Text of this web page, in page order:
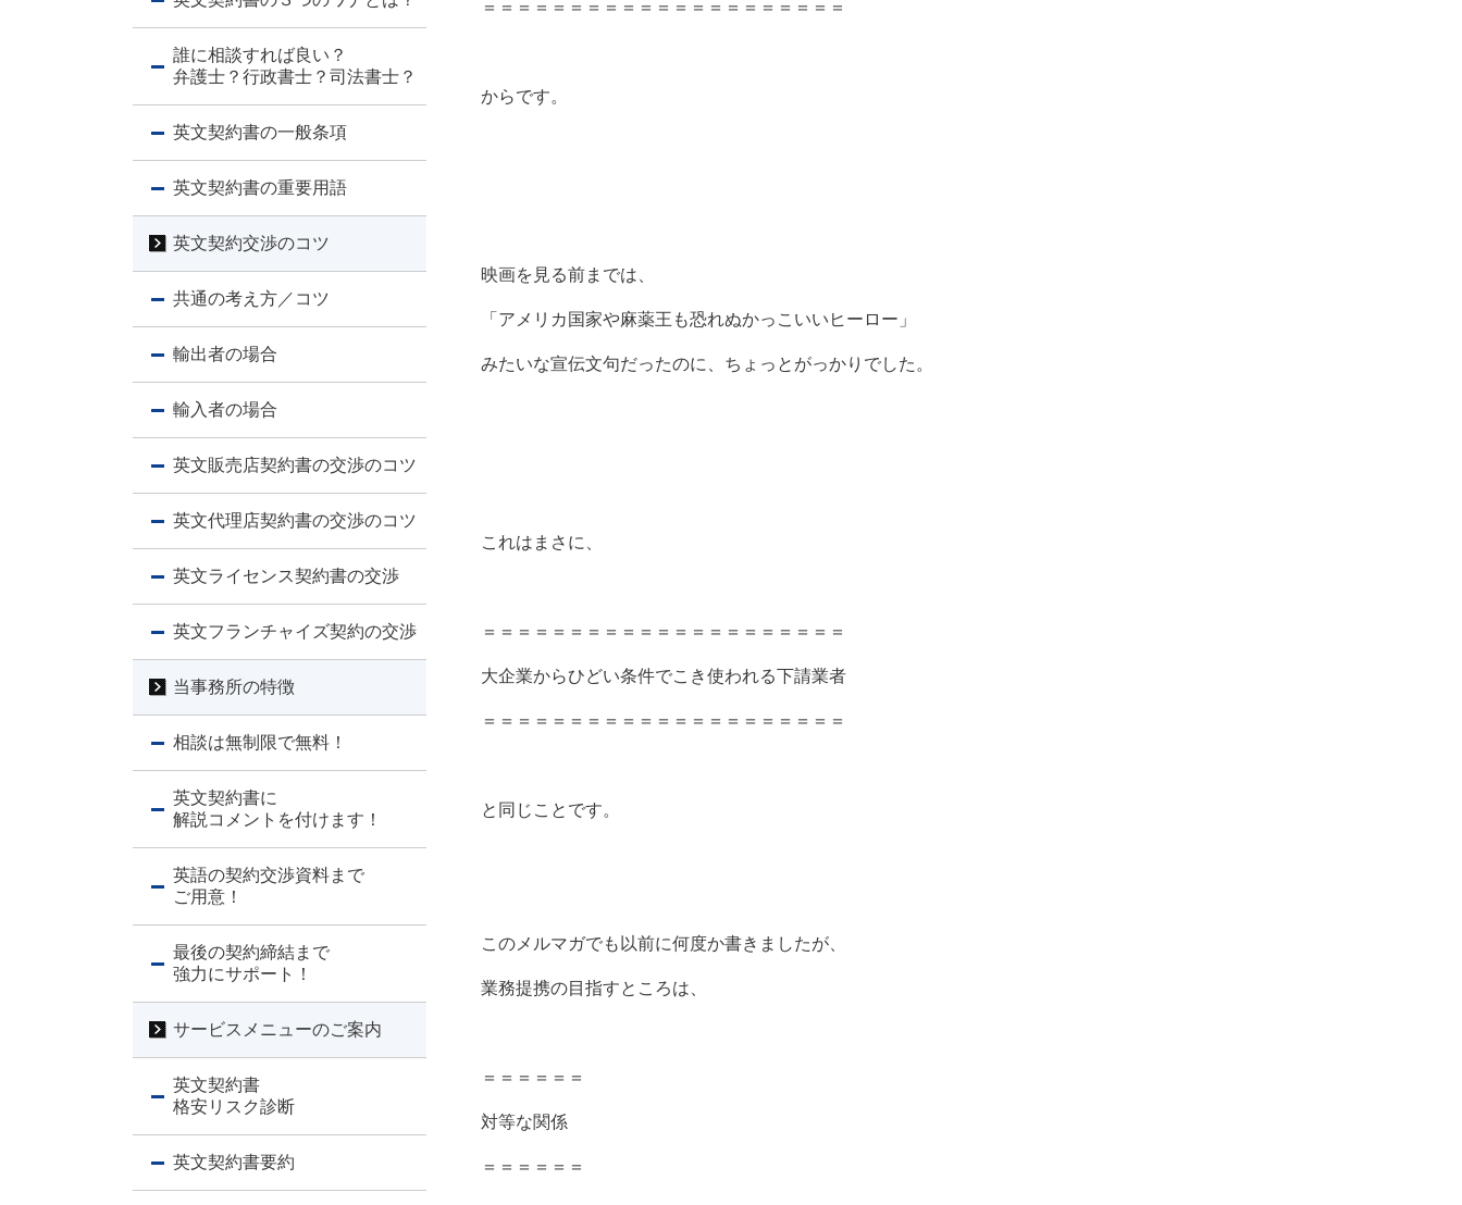
＝＝＝＝＝＝＝＝＝＝＝＝＝＝＝＝＝＝＝＝＝
からです。
映画を見る前までは、
「アメリカ国家や麻薬王も恐れぬかっこいいヒーロー」
みたいな宣伝文句だったのに、ちょっとがっかりでした。
これはまさに、
＝＝＝＝＝＝＝＝＝＝＝＝＝＝＝＝＝＝＝＝＝
大企業からひどい条件でこき使われる下請業者
＝＝＝＝＝＝＝＝＝＝＝＝＝＝＝＝＝＝＝＝＝
と同じことです。
このメルマガでも以前に何度か書きましたが、
業務提携の目指すところは、
＝＝＝＝＝＝
対等な関係
＝＝＝＝＝＝
誰に相談すれば良い？
弁護士？行政書士？司法書士？
英文契約書の一般条項
英文契約書の重要用語
英文契約交渉のコツ
共通の考え方／コツ
輸出者の場合
輸入者の場合
英文販売店契約書の交渉のコツ
英文代理店契約書の交渉のコツ
英文ライセンス契約書の交渉
英文フランチャイズ契約の交渉
当事務所の特徴
相談は無制限で無料！
英文契約書に
解説コメントを付けます！
英語の契約交渉資料まで
ご用意！
最後の契約締結まで
強力にサポート！
サービスメニューのご案内
英文契約書
格安リスク診断
英文契約書要約